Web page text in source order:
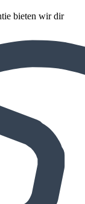
bieten wir dir